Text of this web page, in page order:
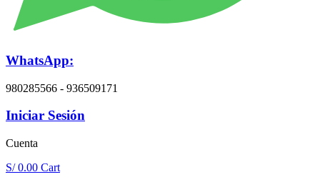
WhatsApp:
980285566 - 936509171
Iniciar Sesión
Cuenta
S/0.00 Cart